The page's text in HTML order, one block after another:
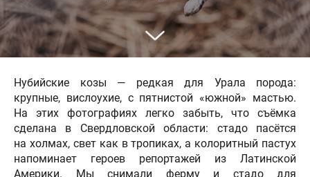
Нубийские козы — редкая для Урала порода:
крупные, вислоухие, с пятнистой «южной» мастью.
На этих фотографиях легко забыть, что съёмка
сделана в Свердловской области: стадо пасётся
на холмах, свет как в тропиках, а колоритный пастух
напоминает героев репортажей из Латинской
Америки. Мы снимали ферму и стадо для